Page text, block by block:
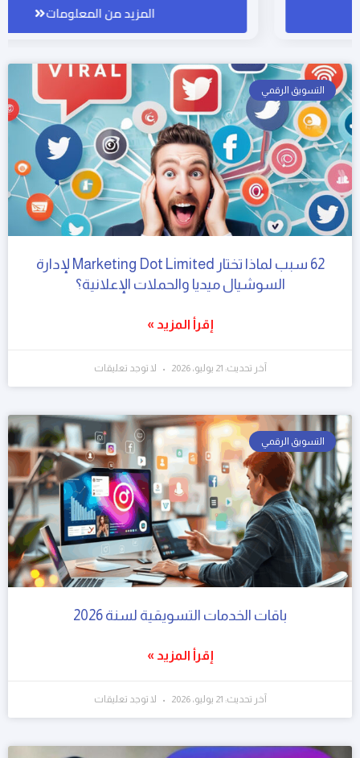
المزيد من المعلومات
التسويق الرقمي
62 سبب لماذا تختار Marketing Dot Limited لإدارة
السوشيال ميديا والحملات الإعلانية؟
إقرأ المزيد »
آخر تحديث: 21 يوليو، 2026 لا توجد تعليقات
التسويق الرقمي
باقات الخدمات التسويقية لسنة 2026
إقرأ المزيد »
آخر تحديث: 21 يوليو، 2026 لا توجد تعليقات